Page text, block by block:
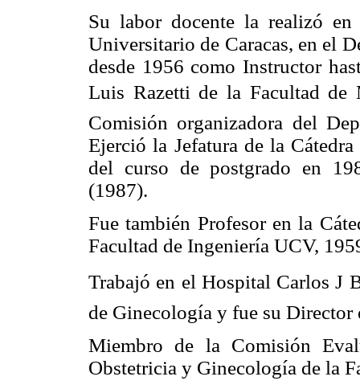
Su labor docente la realizó
Universitario de Caracas, en el
desde 1956 como Instructor
Luis Razetti de la Facultad
Comisión organizadora del
Ejerció la Jefatura de la
del curso de postgrado en
(1987).
Fue también Profesor en la
Facultad de Ingeniería UCV,
Trabajó en el Hospital Carlos J
de Ginecología y fue su Director
Miembro de la Comisión
Obstetricia y Ginecología de la